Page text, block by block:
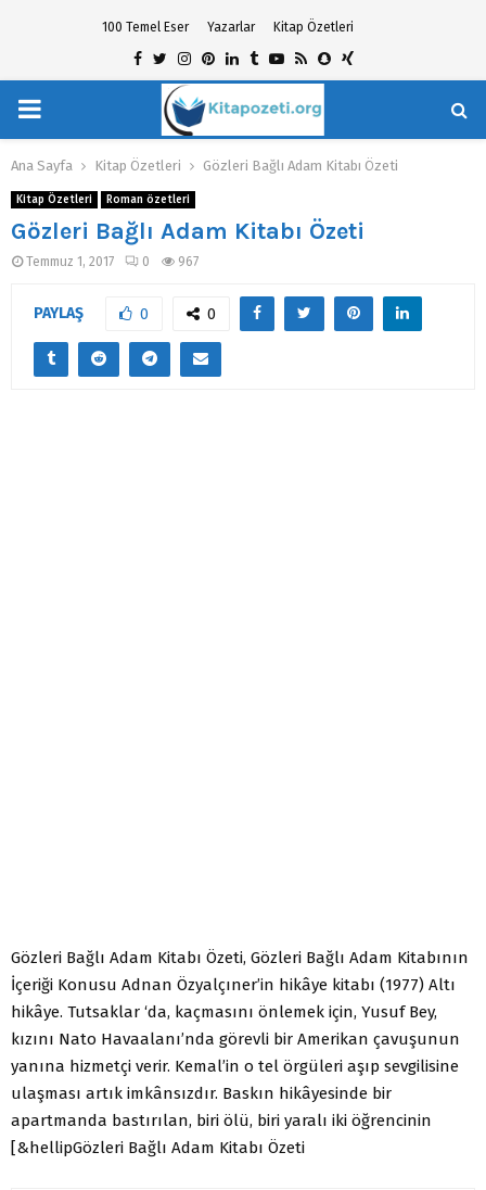
100 Temel Eser Yazarlar Kitap Özetleri
Facebook
TwitterInstagram
Pinterest
Linkedin
TumblrYoutube
RssSnapchat
Xing
PRIMARY
MENU
Ana Sayfa Kitap Özetleri Gözleri Bağlı Adam Kitabı Özeti
Kitap Özetleri Roman özetleri
Gözleri Bağlı Adam Kitabı Özeti
Temmuz 1, 2017 0 967
PAYLAŞ 0 0
Gözleri Bağlı Adam Kitabı Özeti, Gözleri Bağlı Adam Kitabının
İçeriği Konusu Adnan Özyalçıner’in hikâye kitabı (1977) Altı
hikâye. Tutsaklar ‘da, kaçmasını önlemek için, Yusuf Bey,
kızını Nato Havaalanı’nda görevli bir Amerikan çavuşunun
yanına hizmetçi verir. Kemal’in o tel örgüleri aşıp sevgilisine
ulaşması artık imkânsızdır. Baskın hikâyesinde bir
apartmanda bastırılan, biri ölü, biri yaralı iki öğrencinin
[&hellipGözleri Bağlı Adam Kitabı Özeti